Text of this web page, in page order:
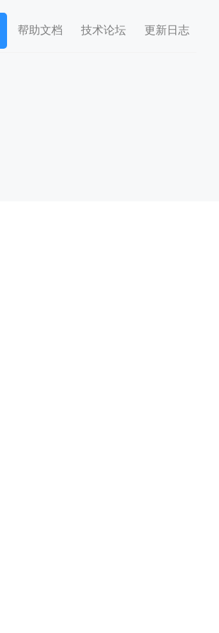
帮助文档 技术论坛 更新日志